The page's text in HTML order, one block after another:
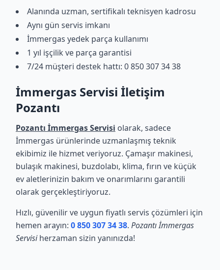
Alanında uzman, sertifikalı teknisyen kadrosu
Aynı gün servis imkanı
İmmergas yedek parça kullanımı
1 yıl işçilik ve parça garantisi
7/24 müşteri destek hattı: 0 850 307 34 38
İmmergas Servisi İletişim
Pozantı
Pozantı İmmergas Servisi olarak, sadece
İmmergas ürünlerinde uzmanlaşmış teknik
ekibimiz ile hizmet veriyoruz. Çamaşır makinesi,
bulaşık makinesi, buzdolabı, klima, fırın ve küçük
ev aletlerinizin bakım ve onarımlarını garantili
olarak gerçekleştiriyoruz.
Hızlı, güvenilir ve uygun fiyatlı servis çözümleri için
hemen arayın: 0 850 307 34 38. Pozantı İmmergas
Servisiherzaman sizin yanınızda!